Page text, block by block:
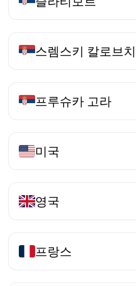
스렘스키 칼로브치
프루슈카 고라
미국
영국
프랑스